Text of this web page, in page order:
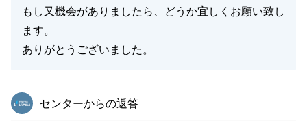
もし又機会がありましたら、どうか宜しくお願い致し
ます。
ありがとうございました。
東急リバブル
センターからの返答